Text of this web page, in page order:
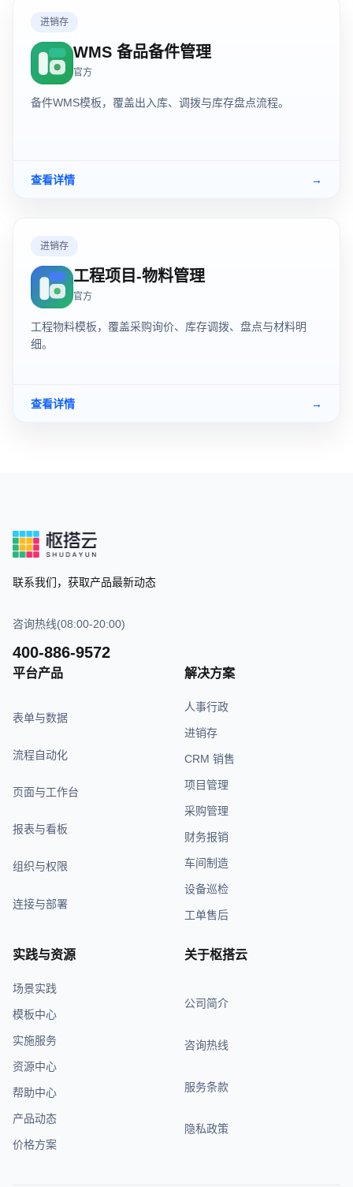
进销存
WMS 备品备件管理
官方
备件WMS模板，覆盖出入库、调拨与库存盘点流程。
查看详情 →
进销存
工程项目-物料管理
官方
工程物料模板，覆盖采购询价、库存调拨、盘点与材料明
细。
查看详情 →
联系我们，获取产品最新动态
咨询热线(08:00-20:00)
400-886-9572
平台产品
表单与数据
流程自动化
页面与工作台
报表与看板
组织与权限
连接与部署
解决方案
人事行政
进销存
CRM 销售
项目管理
采购管理
财务报销
车间制造
设备巡检
工单售后
实践与资源
场景实践
模板中心
实施服务
资源中心
帮助中心
产品动态
价格方案
关于枢搭云
公司简介
咨询热线
服务条款
隐私政策